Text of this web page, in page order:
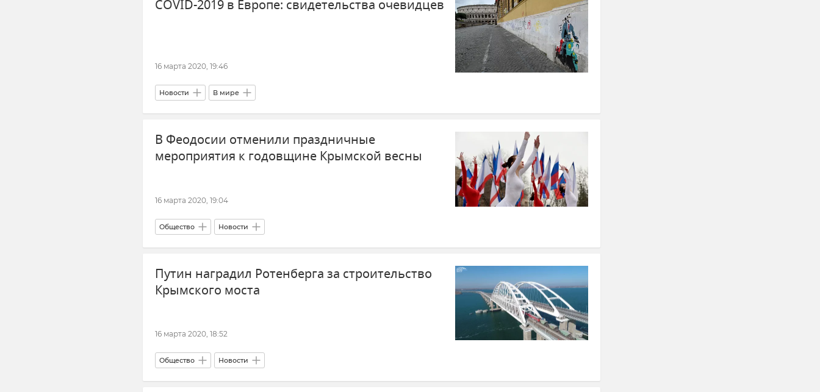
COVID-2019 в Европе: свидетельства очевидцев
16 марта 2020, 19:46
Новости В мире
В Феодосии отменили праздничные
мероприятия к годовщине Крымской весны
16 марта 2020, 19:04
Общество Новости
Путин наградил Ротенберга за строительство
Крымского моста
16 марта 2020, 18:52
Общество Новости